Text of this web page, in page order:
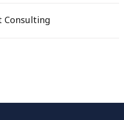
Consulting